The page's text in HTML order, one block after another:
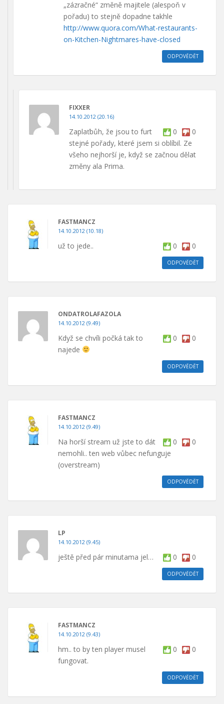
„zázračné“ změně majitele (alespoň v
pořadu) to stejně dopadne takhle
http://www.quora.com/What-restaurants-
on-Kitchen-Nightmares-have-closed
ODPOVĚDĚT
FIXXER
14.10.2012 (20.16)
0 0
Zaplaťbůh, že jsou to furt
stejné pořady, které jsem si oblíbil. Ze
všeho nejhorší je, když se začnou dělat
změny ala Prima.
FASTMANCZ
14.10.2012 (10.18)
0 0
už to jede..
ODPOVĚDĚT
ONDATROLAFAZOLA
14.10.2012 (9.49)
0 0
Když se chvíli počká tak to
najede
ODPOVĚDĚT
FASTMANCZ
14.10.2012 (9.49)
0 0
Na horší stream už jste to dát
nemohli.. ten web vůbec nefunguje
(overstream)
ODPOVĚDĚT
LP
14.10.2012 (9.45)
0 0
ještě před pár minutama jel…
ODPOVĚDĚT
FASTMANCZ
14.10.2012 (9.43)
0 0
hm.. to by ten player musel
fungovat.
ODPOVĚDĚT